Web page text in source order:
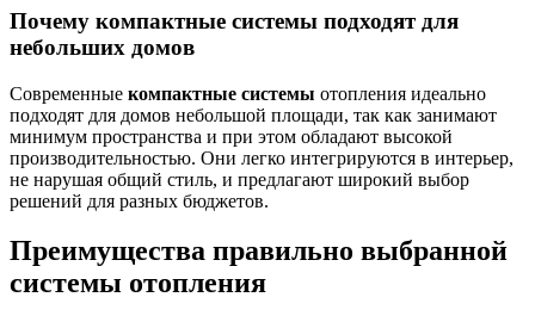
Почему компактные системы подходят для
небольших домов
Современные компактные системы отопления идеально
подходят для домов небольшой площади, так как занимают
минимум пространства и при этом обладают высокой
производительностью. Они легко интегрируются в интерьер,
не нарушая общий стиль, и предлагают широкий выбор
решений для разных бюджетов.
Преимущества правильно выбранной
системы отопления